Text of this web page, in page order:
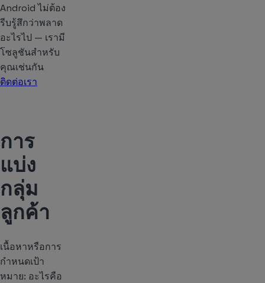
Android ไม่ต้อง
รีบรู้สึกว่าพลาด
อะไรไป — เรามี
โซลูชันสำหรับ
คุณเช่นกัน
ติดต่อเรา
การ
แบ่ง
กลุ่ม
ลูกค้า
เนื้อหาหรือการ
กำหนดเป้า
หมาย: อะไรคือ